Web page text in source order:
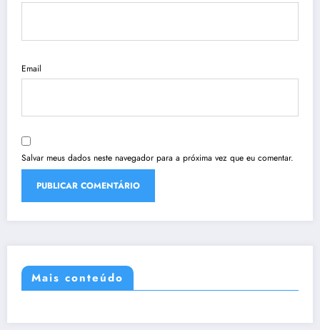
Email
Salvar meus dados neste navegador para a próxima vez que eu comentar.
Mais conteúdo